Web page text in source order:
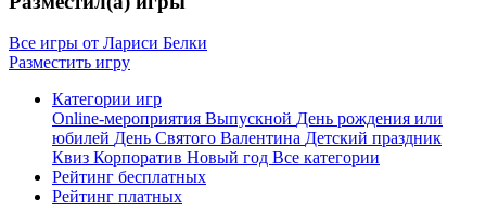
Все игры от Лариси Белки
Разместить игру
Категории игр
Online-мероприятия Выпускной День рождения или
юбилей День Святого Валентина Детский праздник
Квиз Корпоратив Новый год Все категории
Рейтинг бесплатных
Рейтинг платных